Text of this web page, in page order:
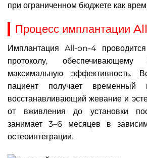
при ограниченном бюджете как
Процесс имплантации
Имплантация All-on-4
протоколу, обеспечивающему
максимальную эффективность.
пациент получает временный
восстанавливающий жевание и
от вживления до установки
занимает 3–6 месяцев в
остеоинтеграции.